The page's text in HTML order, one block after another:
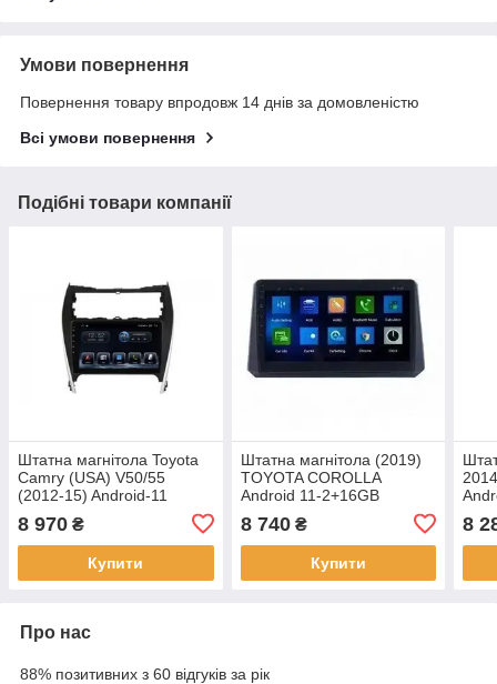
Умови повернення
Повернення товару впродовж 14 днів за домовленістю
Всі умови повернення
Подібні товари компанії
Штатна магнітола Toyota
Camry (USA) V50/55
(2012-15) Android-11
8 970 ₴
Купити
Штатна магнітола (2019)
TOYOTA COROLLA
Android 11-2+16GB
8 740₴
Купити
8
Про нас
88% позитивних з 60 відгуків за рік